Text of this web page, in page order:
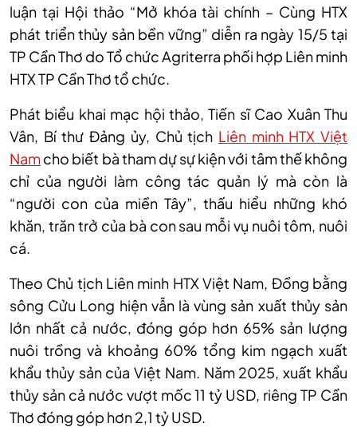
luận tại Hội thảo “Mở khóa tài chính – Cùng HTX
phát triển thủy sản bền vững” diễn ra ngày 15/5 tại
TP Cần Thơ do Tổ chức Agriterra phối hợp Liên minh
HTX TP Cần Thơ tổ chức.
Phát biểu khai mạc hội thảo, Tiến sĩ Cao Xuân Thu
Vân, Bí thư Đảng ủy, Chủ tịch Liên minh HTX Việt
Namcho biết bà tham dự sự kiện với tâm thế không
chỉ của người làm công tác quản lý mà còn là
“người con của miền Tây”, thấu hiểu những khó
khăn, trăn trở của bà con sau mỗi vụ nuôi tôm, nuôi
cá.
Theo Chủ tịch Liên minh HTX Việt Nam, Đồng bằng
sông Cửu Long hiện vẫn là vùng sản xuất thủy sản
lớn nhất cả nước, đóng góp hơn 65% sản lượng
nuôi trồng và khoảng 60% tổng kim ngạch xuất
khẩu thủy sản của Việt Nam. Năm 2025, xuất khẩu
thủy sản cả nước vượt mốc 11 tỷ USD, riêng TP Cần
Thơ đóng góp hơn 2,1 tỷ USD.